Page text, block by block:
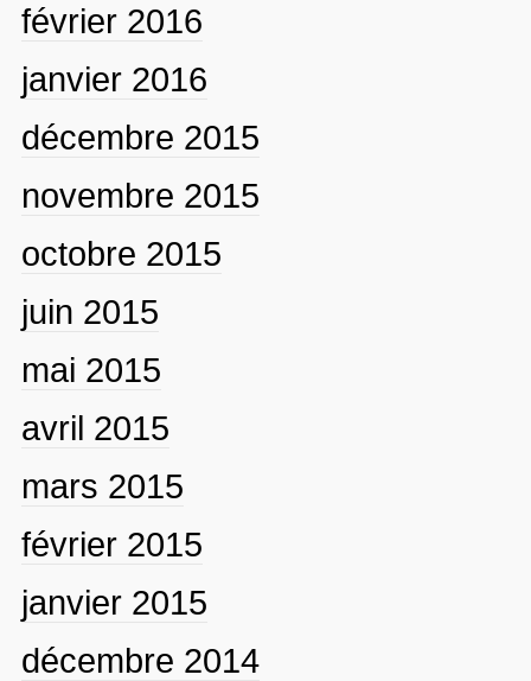
février 2016
janvier 2016
décembre 2015
novembre 2015
octobre 2015
juin 2015
mai 2015
avril 2015
mars 2015
février 2015
janvier 2015
décembre 2014